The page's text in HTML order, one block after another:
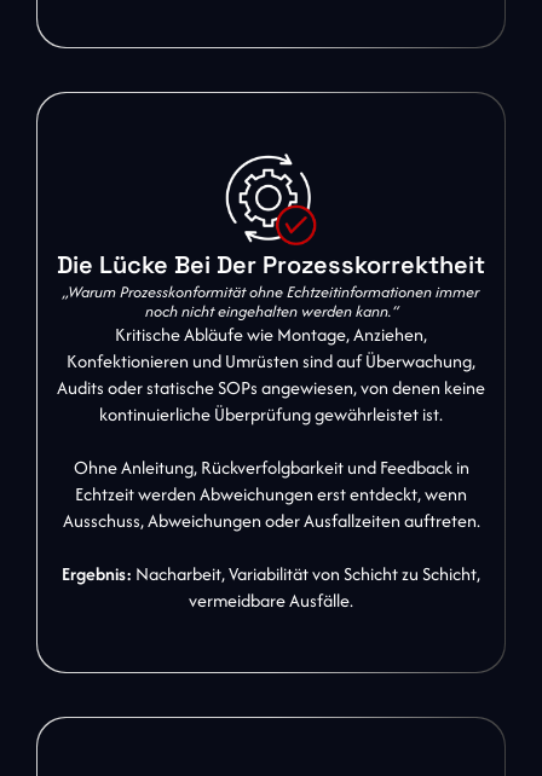
Die Lücke Bei Der Prozesskorrektheit
„Warum Prozesskonformität ohne Echtzeitinformationen immer
noch nicht eingehalten werden kann.“
Kritische Abläufe wie Montage, Anziehen,
Konfektionieren und Umrüsten sind auf Überwachung,
Audits oder statische SOPs angewiesen, von denen keine
kontinuierliche Überprüfung gewährleistet ist.
Ohne Anleitung, Rückverfolgbarkeit und Feedback in
Echtzeit werden Abweichungen erst entdeckt, wenn
Ausschuss, Abweichungen oder Ausfallzeiten auftreten.
Ergebnis: Nacharbeit, Variabilität von Schicht zu Schicht,
vermeidbare Ausfälle.